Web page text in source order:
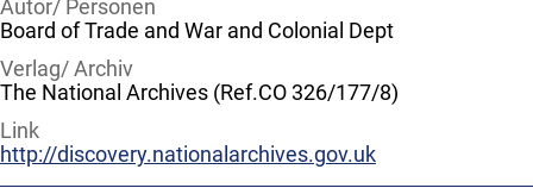
Autor/ Personen
Board of Trade and War and Colonial Dept
Verlag/ Archiv
The National Archives (Ref.CO 326/177/8)
Link
http://discovery.nationalarchives.gov.uk